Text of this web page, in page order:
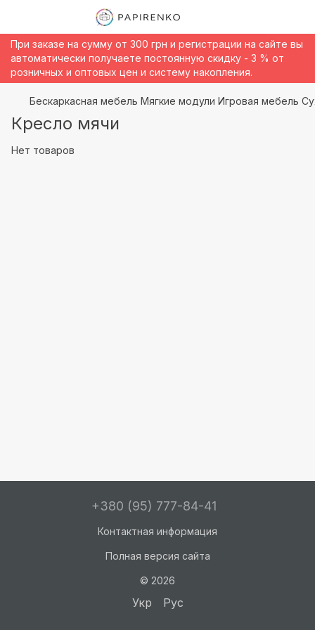
При заказе на сумму от 300 грн и регистрации на сайте вы
автоматически получаете постоянную скидку - 3 % от
розничных и оптовых цен и систему накопления.
Бескаркасная мебель Мягкие модули Игровая мебель
Кресло мячи
Нет товаров
+380 (95) 777-84-41
Контактная информация
Полная версия сайта
© 2026
Укр Рус